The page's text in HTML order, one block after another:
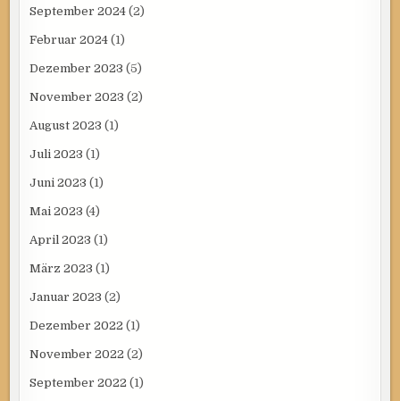
September 2024 (2)
Februar 2024 (1)
Dezember 2023 (5)
November 2023 (2)
August 2023 (1)
Juli 2023 (1)
Juni 2023 (1)
Mai 2023 (4)
April 2023 (1)
März 2023 (1)
Januar 2023 (2)
Dezember 2022 (1)
November 2022 (2)
September 2022 (1)